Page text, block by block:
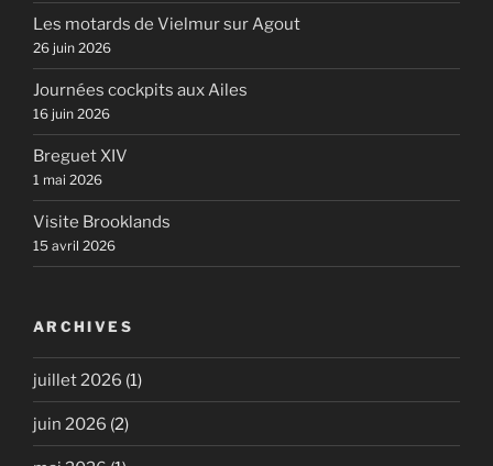
Les motards de Vielmur sur Agout
26 juin 2026
Journées cockpits aux Ailes
16 juin 2026
Breguet XIV
1 mai 2026
Visite Brooklands
15 avril 2026
ARCHIVES
juillet 2026 (1)
juin 2026 (2)